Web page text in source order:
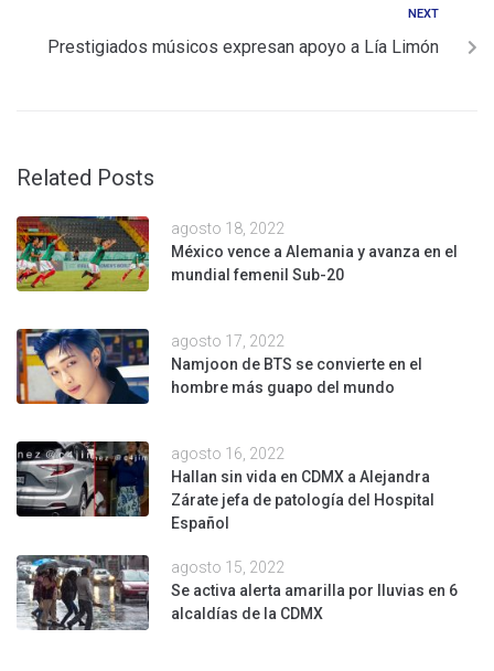
NEXT
Prestigiados músicos expresan apoyo a Lía Limón
Related Posts
agosto 18, 2022
México vence a Alemania y avanza en el
mundial femenil Sub-20
agosto 17, 2022
Namjoon de BTS se convierte en el
hombre más guapo del mundo
agosto 16, 2022
Hallan sin vida en CDMX a Alejandra
Zárate jefa de patología del Hospital
Español
agosto 15, 2022
Se activa alerta amarilla por lluvias en 6
alcaldías de la CDMX